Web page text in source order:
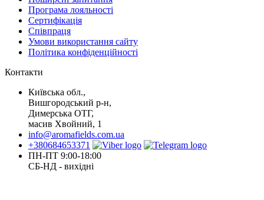
Програма лояльності
Сертифікація
Співпраця
Умови використання сайту
Політика конфіденційності
Контакти
Київська обл.,
Вишгородський р-н,
Димерська ОТГ,
масив Хвойний, 1
info@aromafields.com.ua
+380684653371
ПН-ПТ 9:00-18:00
СБ-НД - вихідні